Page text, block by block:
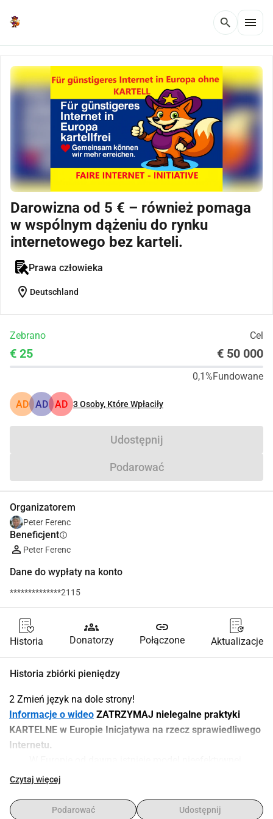
search menu
Darowizna od 5 € – również pomaga
w wspólnym dążeniu do rynku
internetowego bez karteli.
Prawa człowieka
location_on Deutschland
Zebrano Cel
€ 25 € 50 000
0,1%Fundowane
AD AD AD 3Osoby, Które Wpłaciły
Udostępnij
Podarować
Organizatorem
Peter Ferenc
Beneficjentinfo
Peter Ferenc
Dane do wypłaty na konto
**************2115
Historia
groups
Donatorzy
link
Połączone Aktualizacje
Historia zbiórki pieniędzy
2 Zmień język na dole strony!
Informacje o wideo ZATRZYMAJ nielegalne praktyki
KARTELNE w Europie Inicjatywa na rzecz sprawiedliwego
Internetu.
konkurencji w sektorze telekomunikacyjnym.
mobilne
, ograniczona (brak, tylko pozorna) konkurencja
Czytaj więcej
Podarować Udostępnij